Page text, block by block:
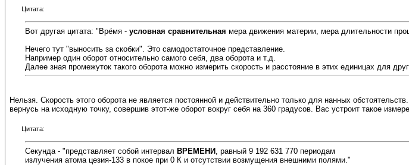
Цитата:
Вот другая цитата: "Вре́мя - условная сравнительная мера движения материи, мера длительности
Нечего тут "выносить за скобки". Это самодостаточное представление.
Например один оборот относительно самого себя, два оборота и т.д.
Далее зная промежуток такого оборота можно измерить скорость и расстояние в этих единицах для
Нельзя. Скорость этого оборота не является постоянной и действительно только для нанных
вернусь на исходную точку, совершив этот-же оборот вокруг себя на 360 градусов. Вас устроит такое
Цитата:
Секунда - "представляет собой интервал ВРЕМЕНИ , равный 9 192 631 770 периодам
излучения атома цезия-133 в покое при 0 К и отсутствии возмущения внешними полями."